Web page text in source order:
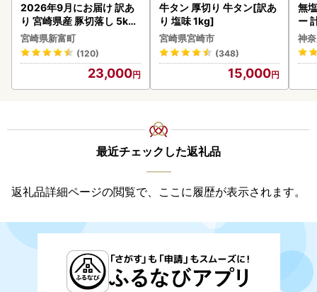
2026年9月にお届け 訳あ
り 宮崎県産 豚切落し 5kg
C325-2506-2609
宮崎県新富町
(120)
23,000
牛タン 厚切り 牛タン[訳あ
り 塩味 1kg]
宮崎県宮崎市
(348)
15,000
無
ー
】
神
最近チェックした返礼品
返礼品詳細ページの閲覧で、ここに履歴が表示されます。